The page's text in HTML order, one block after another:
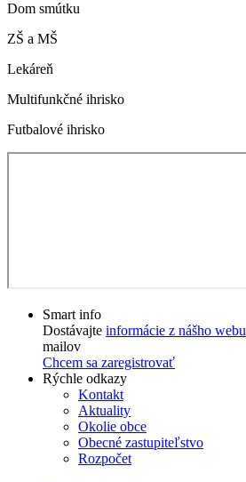
Dom smútku
ZŠ a MŠ
Lekáreň
Multifunkčné ihrisko
Futbalové ihrisko
Smart info
Dostávajte informácie z nášho webu
mailov
Chcem sa zaregistrovať
Rýchle odkazy
Kontakt
Aktuality
Okolie obce
Obecné zastupiteľstvo
Rozpočet